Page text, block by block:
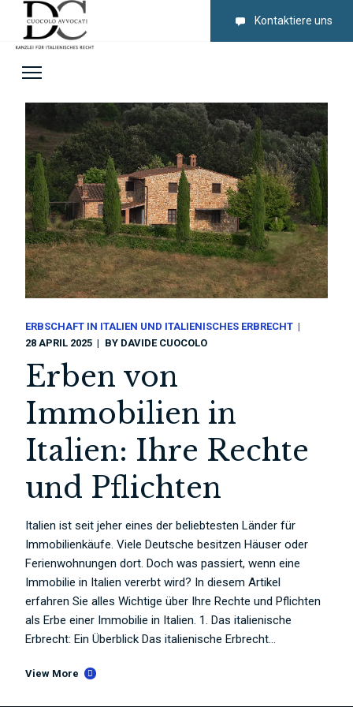
Kontaktiere uns
ERBSCHAFT IN ITALIEN UND ITALIENISCHES ERBRECHT
28 APRIL 2025
BY DAVIDE CUOCOLO
Erben von
Immobilien in
Italien: Ihre Rechte
und Pflichten
Italien ist seit jeher eines der beliebtesten Länder für
Immobilienkäufe. Viele Deutsche besitzen Häuser oder
Ferienwohnungen dort. Doch was passiert, wenn eine
Immobilie in Italien vererbt wird? In diesem Artikel
erfahren Sie alles Wichtige über Ihre Rechte und Pflichten
als Erbe einer Immobilie in Italien. 1. Das italienische
Erbrecht: Ein Überblick Das italienische Erbrecht...
View More